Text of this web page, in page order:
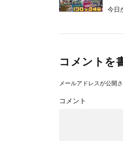
今日
コメントを
メールアドレスが公開
コメント